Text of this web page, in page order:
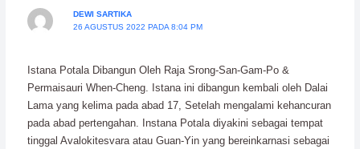
DEWI SARTIKA
26 AGUSTUS 2022 PADA 8:04 PM
Istana Potala Dibangun Oleh Raja Srong-San-Gam-Po &
Permaisauri When-Cheng. Istana ini dibangun kembali oleh Dalai
Lama yang kelima pada abad 17, Setelah mengalami kehancuran
pada abad pertengahan. Instana Potala diyakini sebagai tempat
tinggal Avalokitesvara atau Guan-Yin yang bereinkarnasi sebagai